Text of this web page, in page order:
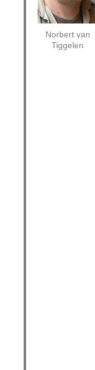
Norbert van
Tiggelen